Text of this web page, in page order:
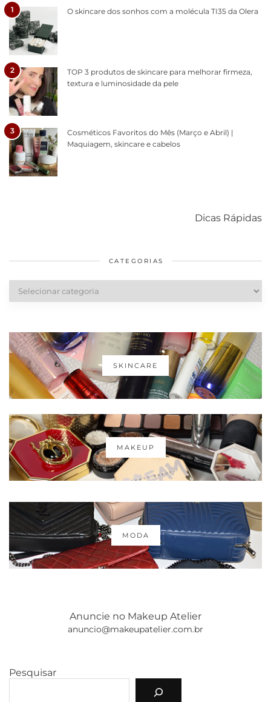
1 O skincare dos sonhos com a molécula TI35 da Olera
2
TOP 3 produtos de skincare para melhorar firmeza,
textura e luminosidade da pele
3
Cosméticos Favoritos do Mês (Março e Abril) |
Maquiagem, skincare e cabelos
Dicas Rápidas
diários
cabelos
CATEGORIAS
SKINCARE
MAKEUP
MODA
Anuncie no Makeup Atelier
anuncio@makeupatelier.com.br
Pesquisar